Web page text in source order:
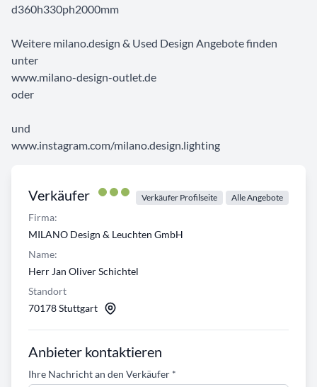
Verkäufer Verkäufer Profilseite Alle Angebote
Firma:
MILANO Design & Leuchten GmbH
Name:
Herr Jan Oliver Schichtel
Standort
70178 Stuttgart
Anbieter kontaktieren
Ihre Nachricht an den Verkäufer *
d360h330ph2000mm
Weitere milano.design & Used Design Angebote finden
unter
www.milano-design-outlet.de
oder
und
www.instagram.com/milano.design.lighting